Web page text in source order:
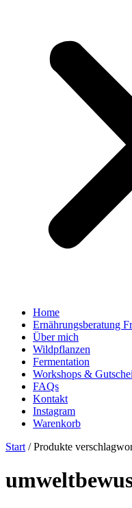
Home
Ernährungsberatung
Über mich
Wildpflanzen
Fermentation
Workshops &
FAQs
Kontakt
Instagram
Warenkorb
Start / Produkte